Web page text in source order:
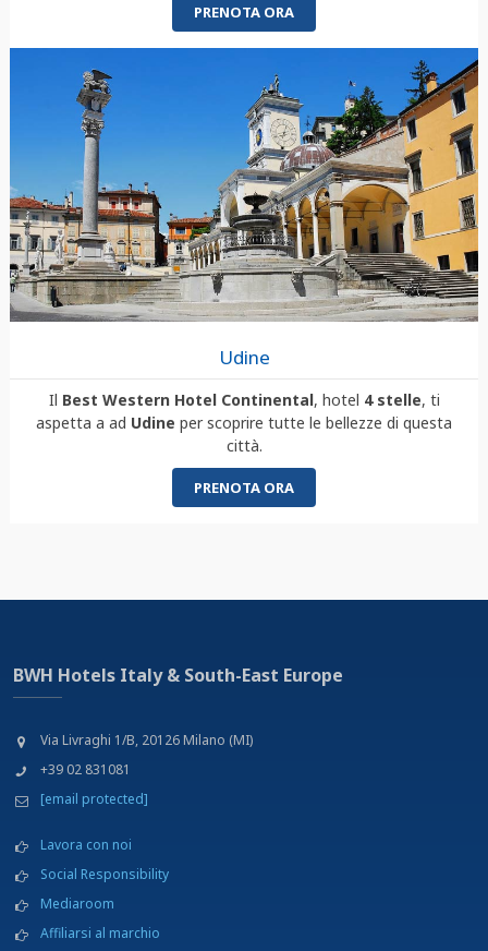
PRENOTA ORA
Udine
Il Best Western Hotel Continental, hotel 4 stelle, ti
aspetta a ad Udine per scoprire tutte le bellezze di questa
città.
PRENOTA ORA
BWH Hotels Italy & South-East Europe
Via Livraghi 1/B, 20126 Milano (MI)
+39 02 831081
[email protected]
Lavora con noi
Social Responsibility
Mediaroom
Affiliarsi al marchio